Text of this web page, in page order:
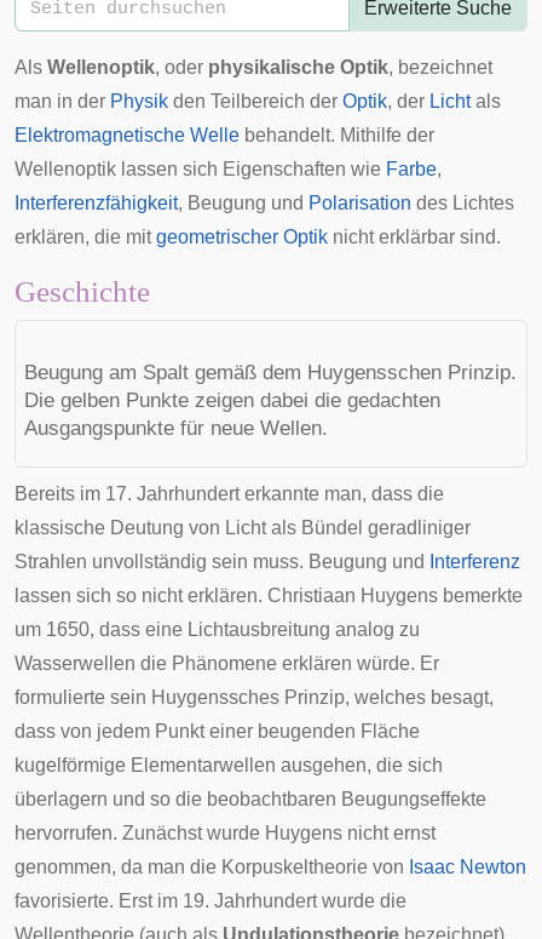
Erweiterte Suche
Als Wellenoptik, oder physikalische Optik, bezeichnet
man in der Physik den Teilbereich der Optik, der Lichtals
Elektromagnetische Welle behandelt. Mithilfe der
Wellenoptik lassen sich Eigenschaften wie Farbe,
Interferenzfähigkeit, Beugung und Polarisation des Lichtes
erklären, die mitgeometrischer Optik nicht erklärbar sind.
Geschichte
Beugung am Spalt gemäß dem Huygensschen Prinzip.
Die gelben Punkte zeigen dabei die gedachten
Ausgangspunkte für neue Wellen.
Bereits im 17. Jahrhunderterkannte man, dass die
klassische Deutung von Licht als Bündel geradliniger
Strahlen unvollständig sein muss. Beugung und
Interferenz
lassen sich so nicht erklären. Christiaan Huygens bemerkte
um 1650, dass eine Lichtausbreitung analog zu
Wasserwellen die Phänomene erklären würde. Er
formulierte sein Huygenssches Prinzip, welches besagt,
dass von jedem Punkt einer beugenden Fläche
kugelförmige Elementarwellen ausgehen, die sich
überlagern und so die beobachtbaren Beugungseffekte
hervorrufen. Zunächst wurde Huygens nicht ernst
genommen, da man die Korpuskeltheorie von Isaac Newton
favorisierte. Erst im 19. Jahrhundertwurde die
Wellentheorie (auch als Undulationstheorie bezeichnet)